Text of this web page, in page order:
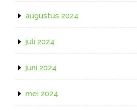
augustus 2024
juli 2024
juni 2024
mei 2024